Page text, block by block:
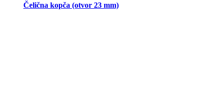
Čelična kopča (otvor 23 mm)